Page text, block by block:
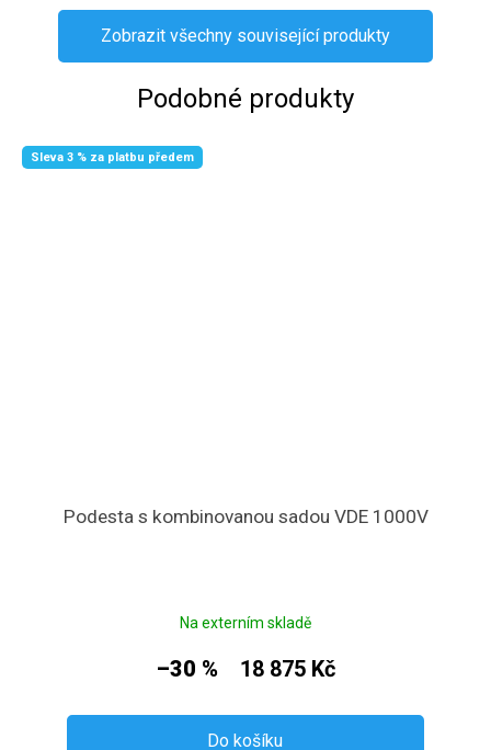
Zobrazit všechny související produkty
Podobné produkty
Sleva 3 % za platbu předem
Podesta s kombinovanou sadou VDE 1000V
Na externím skladě
–30 % 18 875 Kč
Do košíku